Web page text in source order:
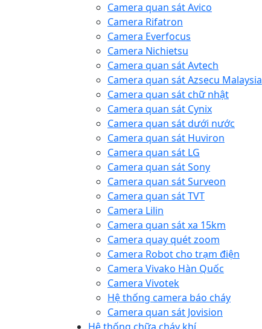
Camera quan sát Avico
Camera Rifatron
Camera Everfocus
Camera Nichietsu
Camera quan sát Avtech
Camera quan sát Azsecu Malaysia
Camera quan sát chữ nhật
Camera quan sát Cynix
Camera quan sát dưới nước
Camera quan sát Huviron
Camera quan sát LG
Camera quan sát Sony
Camera quan sát Surveon
Camera quan sát TVT
Camera Lilin
Camera quan sát xa 15km
Camera quay quét zoom
Camera Robot cho trạm điện
Camera Vivako Hàn Quốc
Camera Vivotek
Hệ thống camera báo cháy
Camera quan sát Jovision